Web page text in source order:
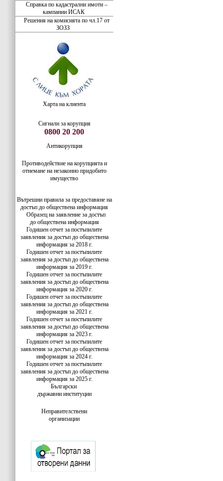
Справка по кадастрални имоти –
кампании ИСАК
Решения на комисията по чл.17 от
ЗОЗЗ
Харта на клиента
Сигнали за корупция
0800 20 200
Антикорупция
Противодействие на корупцията и
отнемане на незаконно придобито
имущество
Вътрешни правила за предоставяне на
достъп до обществена информация
Образец на заявление за достъп
до обществена информация
Годишен отчет за постъпилите
заявления за достъп до обществена
информация за 2018 г.
Годишен отчет за постъпилите
заявления за достъп до обществена
информация за 2019 г.
Годишен отчет за постъпилите
заявления за достъп до обществена
информация за 2020 г.
Годишен отчет за постъпилите
заявления за достъп до обществена
информация за 2021 г.
Годишен отчет за постъпилите
заявления за достъп до обществена
информация за 2023 г.
Годишен отчет за постъпилите
заявления за достъп до обществена
информация за 2024 г.
Годишен отчет за постъпилите
заявления за достъп до обществена
информация за 2025 г.
Български
държавни институции
Неправителствени
организации